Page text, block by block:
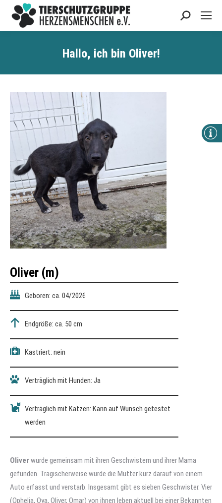
Search:
Hallo, ich bin Oliver!
Oliver (m)
Geboren: ca. 04/2026
Endgröße: ca. 50 cm
Kastriert: nein
Verträglich mit Hunden: Ja
Verträglich mit Katzen: Kann auf Wunsch getestet
werden
Oliver wurde gemeinsam mit ihren Geschwistern und ihrer Mama
gefunden. Tragischerweise wurde die Mutter kurz darauf von einem
Auto erfasst und verstarb. Insgesamt gibt es sieben Geschwister. Vier
(Ophelia, Oya, Oliver, Omar) von ihnen leben aktuell bei einer Bekannten